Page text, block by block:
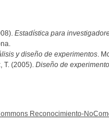
Estadística para
y diseño de experimentos.
T. (2005). Diseño de
Reconocimiento-